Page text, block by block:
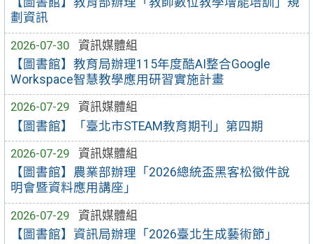
劃資訊
2026-07-30
資訊媒體組
【圖書館】教育局辦理115年度酷AI整合Google
Workspace智慧教學應用研習實施計畫
2026-07-29
資訊媒體組
【圖書館】「臺北市STEAM教育期刊」第四期
2026-07-29
資訊媒體組
【圖書館】農業部辦理「2026總統盃黑客松徵件說
明會暨資料應用講座」
2026-07-29
資訊媒體組
【圖書館】資訊局辦理「2026臺北生成藝術節」